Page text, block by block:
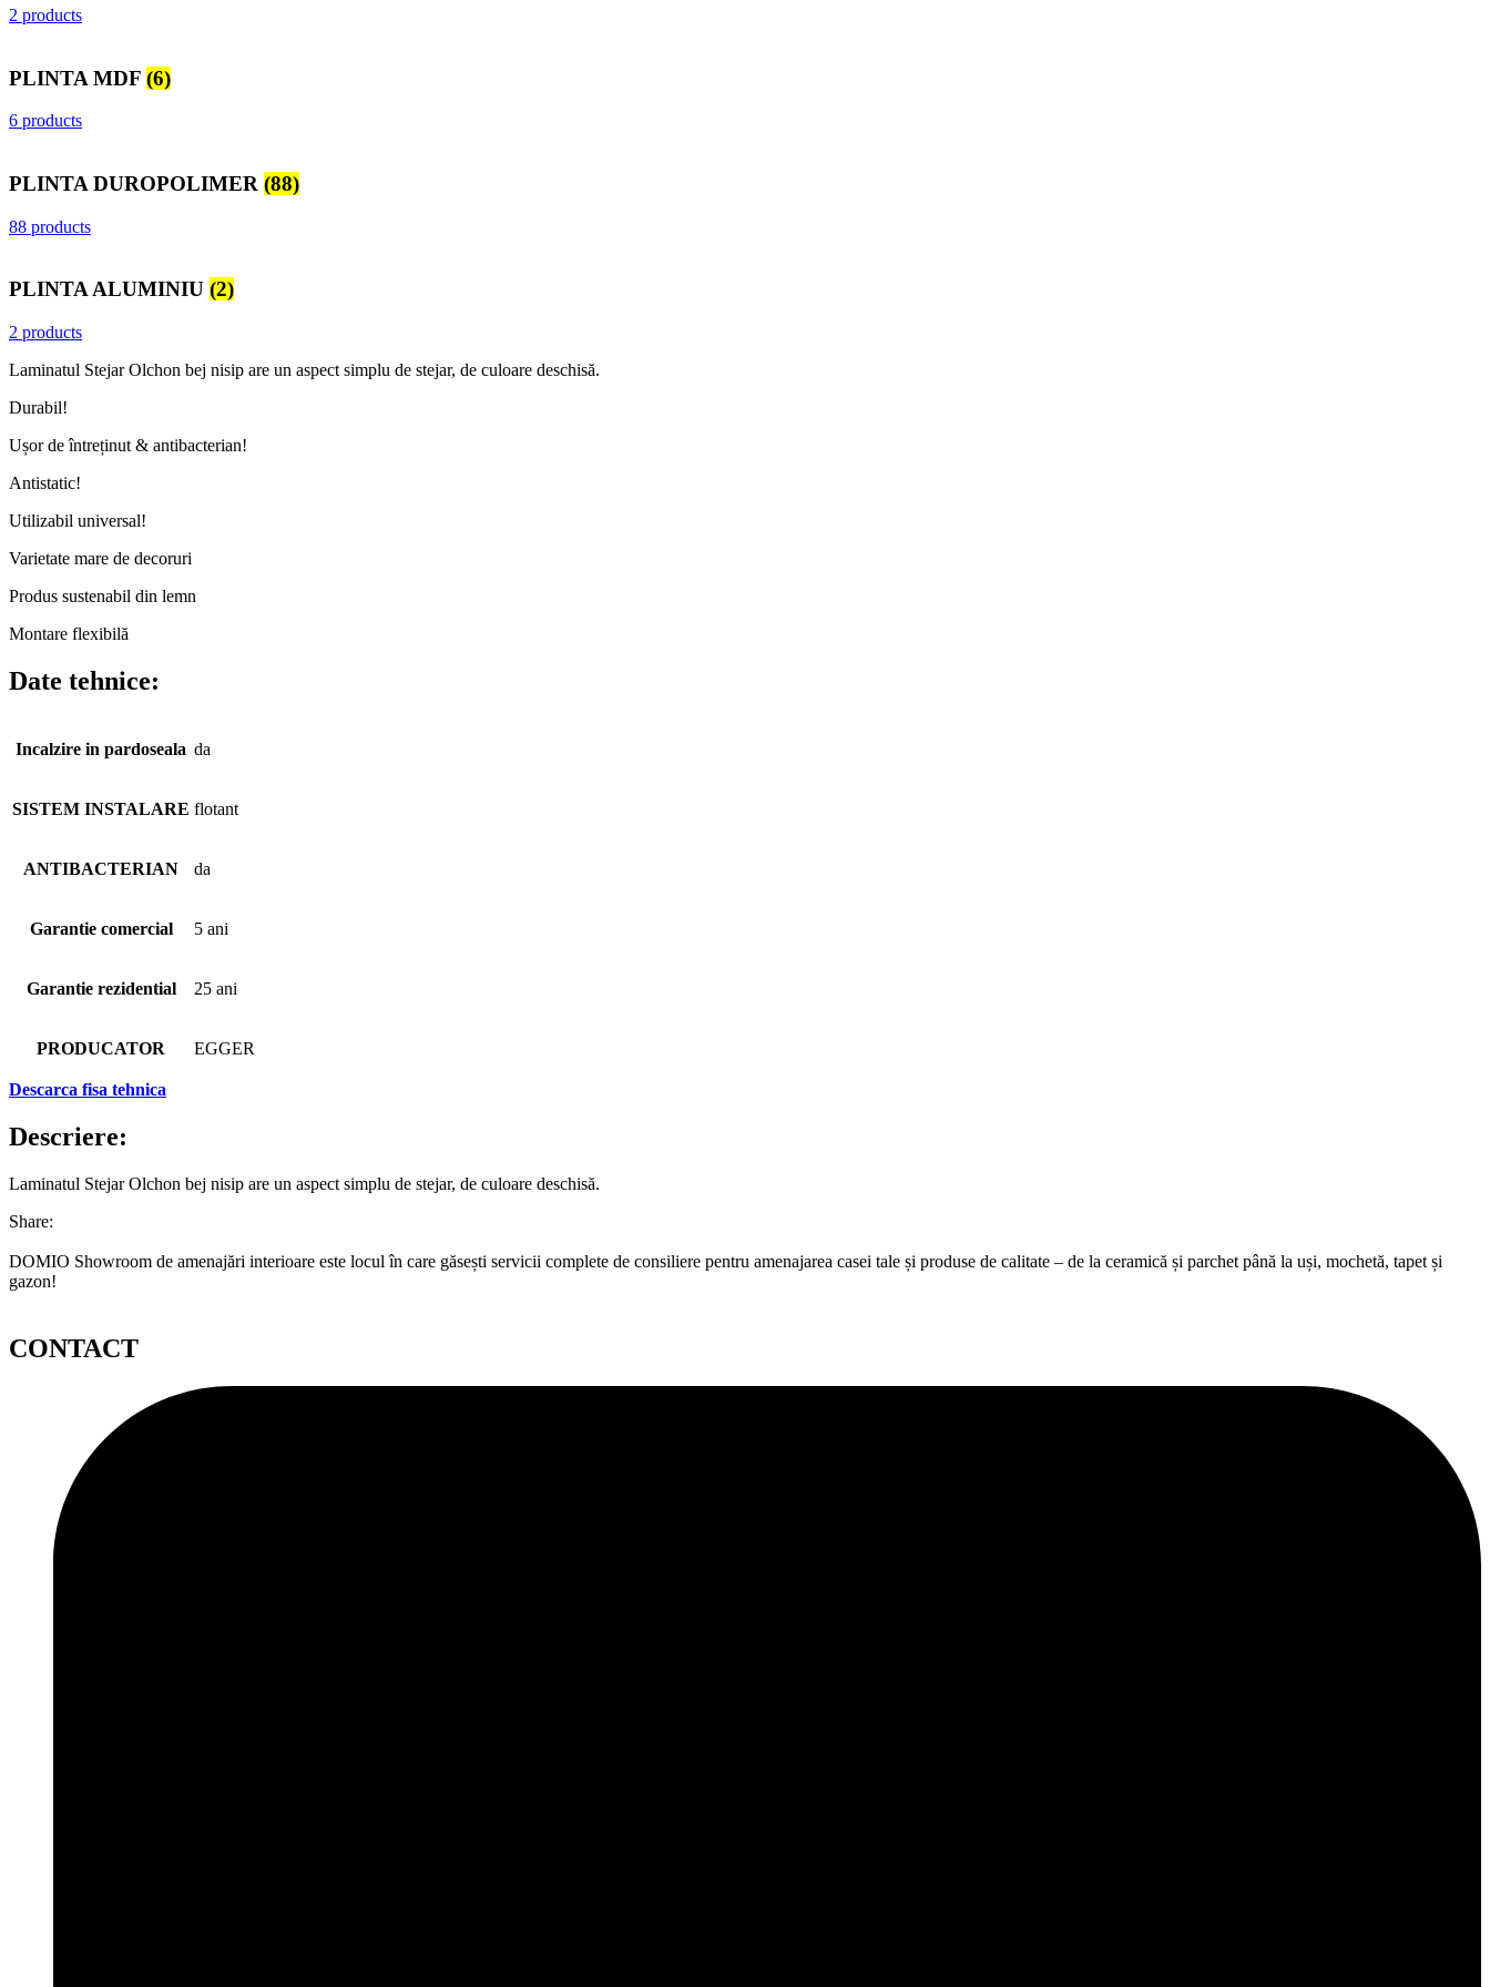
2 products
PLINTA MDF (6)
6 products
PLINTA DUROPOLIMER (88)
88 products
PLINTA ALUMINIU (2)
2 products
Laminatul Stejar Olchon bej nisip are un aspect simplu de stejar, de culoare deschisă.
Durabil!
Ușor de întreținut & antibacterian!
Antistatic!
Utilizabil universal!
Varietate mare de decoruri
Produs sustenabil din lemn
Montare flexibilă
Date tehnice:
Incalzire in pardoseala da
SISTEM INSTALARE flotant
ANTIBACTERIAN da
Garantie comercial 5 ani
Garantie rezidential 25 ani
PRODUCATOR EGGER
Descarca fisa tehnica
Descriere:
Laminatul Stejar Olchon bej nisip are un aspect simplu de stejar, de culoare deschisă.
Share:
DOMIO Showroom de amenajări interioare este locul în care găsești servicii complete de consiliere pentru amenajarea casei tale și produse de calitate – de la ceramică și parchet până la uși, mochetă, tapet și
gazon!
CONTACT